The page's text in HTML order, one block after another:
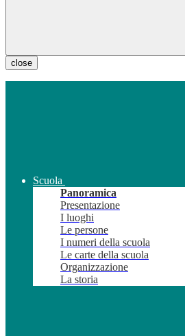
close
Scuola
Panoramica
Presentazione
I luoghi
Le persone
I numeri della scuola
Le carte della scuola
Organizzazione
La storia